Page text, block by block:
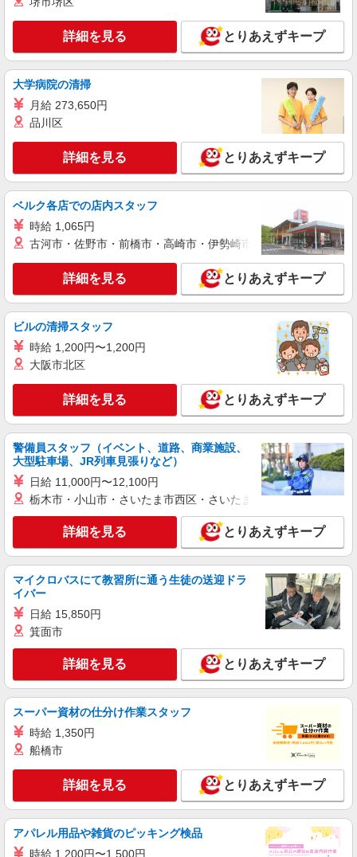
回払い・週払い可能（規程有）★ ゜・。○。・゜
+゜・。○。・゜+゜
キープ 詳細を見る
紹介予定派遣
株式会社シエロ
【docomo】人気機種に詳しくなれる携帯販売
時給1300円〜 ※残業代支給 ★交通費別途支給
+゜ 入社祝い金10万円支給(規定有) お友達を紹介
頂くと, インセンティブ支給(規定有) ★月2回払
い・週払い可能（規程有）★ ゜・。○。・゜
+゜・。○。・゜+゜
大分県大分市のdocomoショップ
キープ 詳細を見る
派遣社員
株式会社シエロ
【softbank】の携帯販売スタッフ
月給210000円〜278000円（経験・能力によ
る） ※試用期間あり3ヶ月 ※残業代支給 ★交通費
別途支給（規定あり） ゜+゜・。○。・゜+゜・。
○。・゜+゜ 入社祝い金10万円支給(規定有) お友達
を紹介頂くと, インセンティブ支給(規定有) ゜・。
○。・゜+゜・。○。・゜+゜
大分県大分市のsoftbankショップ
詳細を見る
株式会社シエロ
【softbank】人気機種に詳しくなれる携帯販
売
時給1250円〜 ※残業代支給 ★交通費別途支給
（規定あり） ゜+゜・。○。・゜+゜・。○。・゜
+゜ 入社祝い金10万円支給(規定有) お友達を紹介
頂くと, インセンティブ支給(規定有) ★月2回払
い・週払い可能（規程有）★ ゜・。○。・゜
+゜・。○。・゜+゜
大分県大分市のsoftbankショップ
キープ 詳細を見る
紹介予定派遣
株式会社シエロ
スマホ携帯販売【ソフトバンク】
時給1400円〜1450円（経験・能力による） ※
残業代支給 ★交通費別途支給（規定あり） ゜
+゜・。○。・゜+゜・。○。・゜+゜ 入社祝い金10
万円支給(規定有) お友達を紹介頂くと, インセンテ
ィブ支給(規定有) ★月2回払い・週払い可能（規程
有）★ ゜・。○。・゜+゜・。○。・゜+゜
キープ 詳細を見る
派遣社員
株式会社シエロ
【楽天モバイル】の携帯販売スタッフ
残業代支給 ★交通費別途支給（規定あり） ゜
+゜・。○。・゜+゜・。○。・゜+゜ 入社祝い金10
万円支給(規定有) お友達を紹介頂くと, インセンテ
ィブ支給(規定有) ★月2回払い・週払い可能（規程
有）★ ゜・。○。・゜+゜・。○。・゜+゜
大分県大分市の楽天モバイルショップ
キープ 詳細を見る
詳細を見る とりあえずキープ
大学病院の清掃
月給 273,650円
品川区
詳細を見る とりあえずキープ
ベルク各店での店内スタッフ
時給 1,065円
古河市・佐野市・前橋市・高崎市・伊勢崎市・太田市・館林市
詳細を見る とりあえずキープ
ビルの清掃スタッフ
時給 1,200円〜1,200円
大阪市北区
詳細を見る とりあえずキープ
警備員スタッフ（イベント、道路、商業施設、
大型駐車場、JR列車見張りなど）
日給 11,000円〜12,100円
栃木市・小山市・さいたま市西区・さいたま市岩槻区・久喜市・
詳細を見る とりあえずキープ
マイクロバスにて教習所に通う生徒の送迎ドラ
イバー
日給 15,850円
箕面市
詳細を見る とりあえずキープ
スーパー資材の仕分け作業スタッフ
時給 1,350円
船橋市
詳細を見る とりあえずキープ
アパレル用品や雑貨のピッキング検品
時給 1,200円〜1,500円